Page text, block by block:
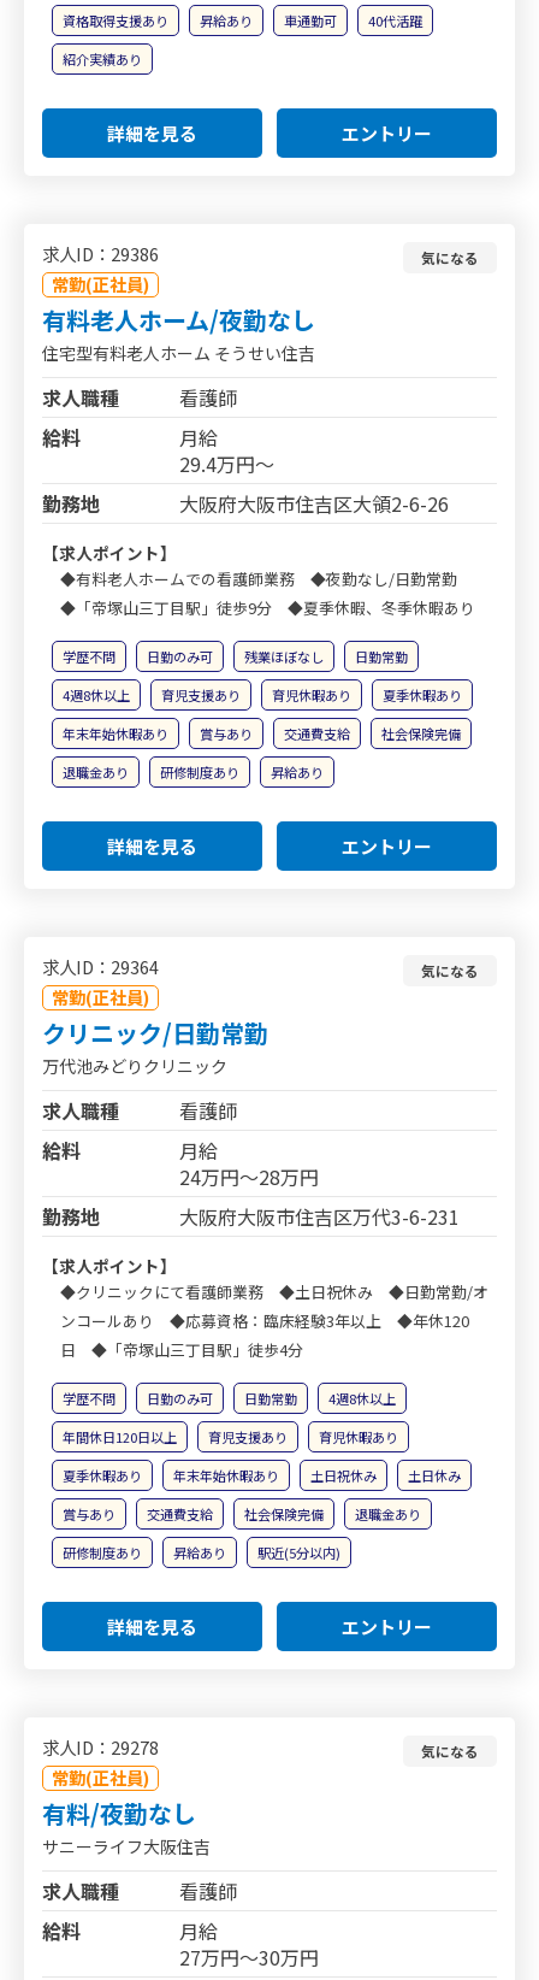
資格取得支援あり 昇給あり 車通勤可
40代活躍
紹介実績あり
詳細を見る エントリー
求人ID：29386
常勤(正社員)
気になる
有料老人ホーム/夜勤なし
住宅型有料老人ホーム そうせい住吉
求人職種
看護師
給料
月給
29.4万円～
勤務地
大阪府大阪市住吉区大領2-6-26
【求人ポイント】
◆有料老人ホームでの看護師業務 ◆夜勤なし/日勤常勤
◆「帝塚山三丁目駅」徒歩9分 ◆夏季休暇、冬季休暇あり
学歴不問 日勤のみ可 残業ほぼなし
日勤常勤
4週8休以上
育児支援あり 育児休暇あり
夏季休暇あり
年末年始休暇あり
賞与あり 交通費支給
社会保険完備
退職金あり
研修制度あり 昇給あり
詳細を見る エントリー
求人ID：29364
常勤(正社員)
気になる
クリニック/日勤常勤
万代池みどりクリニック
求人職種
看護師
給料
月給
24万円～28万円
勤務地
大阪府大阪市住吉区万代3-6-231
【求人ポイント】
◆クリニックにて看護師業務 ◆土日祝休み ◆日勤常勤/オ
ンコールあり ◆応募資格：臨床経験3年以上 ◆年休120
日 ◆「帝塚山三丁目駅」徒歩4分
学歴不問 日勤のみ可 日勤常勤
4週8休以上
年間休日120日以上
育児支援あり
育児休暇あり
夏季休暇あり
年末年始休暇あり 土日祝休み
土日休み
賞与あり
交通費支給 社会保険完備
退職金あり
研修制度あり
昇給あり 駅近(5分以内)
詳細を見る エントリー
求人ID：29278
常勤(正社員)
気になる
有料/夜勤なし
サニーライフ大阪住吉
求人職種
看護師
給料
月給
27万円～30万円